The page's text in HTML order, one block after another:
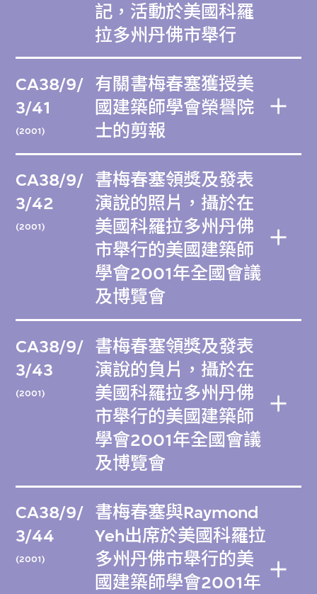
記，活動於美國科羅
拉多州丹佛市舉行
CA38/9/
3/41
(2001)
有關書梅春塞獲授美
國建築師學會榮譽院
士的剪報
CA38/9/
3/42
(2001)
書梅春塞領獎及發表
演說的照片，攝於在
美國科羅拉多州丹佛
市舉行的美國建築師
學會2001年全國會議
及博覽會
CA38/9/
3/43
(2001)
書梅春塞領獎及發表
演說的負片，攝於在
美國科羅拉多州丹佛
市舉行的美國建築師
學會2001年全國會議
及博覽會
CA38/9/
3/44
(2001)
書梅春塞與Raymond
Yeh出席於美國科羅拉
多州丹佛市舉行的美
國建築師學會2001年